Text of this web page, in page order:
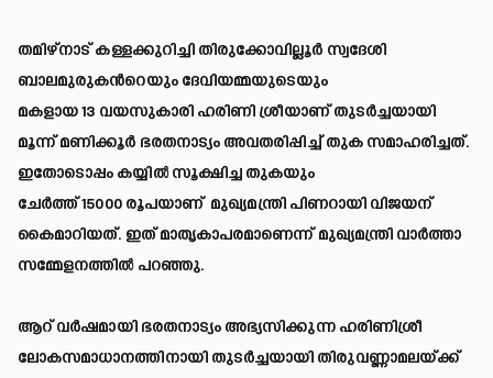
തമിഴ്‌നാട് കള്ളക്കുറിച്ചി തിരുക്കോവില്ലൂർ സ്വദേശി
ബാലമുരുകൻറെയും ദേവിയമ്മയുടെയും
മകളായ 13 വയസുകാരി ഹരിണി ശ്രീയാണ് തുടർച്ചയായി
മൂന്ന് മണിക്കൂർ ഭരതനാട്യം അവതരിപ്പിച്ച് തുക സമാഹരിച്ചത്.
ഇതോടൊപ്പം കയ്യിൽ സൂക്ഷിച്ച തുകയും
ചേർത്ത് 15000 രൂപയാണ് മുഖ്യമന്ത്രി പിണറായി വിജയന്
കൈമാറിയത്. ഇത് മാതൃകാപരമാണെന്ന് മുഖ്യമന്ത്രി വാർത്താ
സമ്മേളനത്തിൽ പറഞ്ഞു.
ആറ് വർഷമായി ഭരതനാട്യം അഭ്യസിക്കുന്ന ഹരിണിശ്രീ
ലോകസമാധാനത്തിനായി തുടർച്ചയായി തിരുവണ്ണാമലയ്ക്ക്